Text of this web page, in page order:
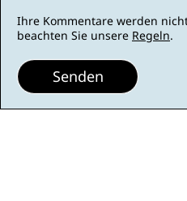
Ihre Kommentare werden
beachten Sie unsere Regeln.
Senden